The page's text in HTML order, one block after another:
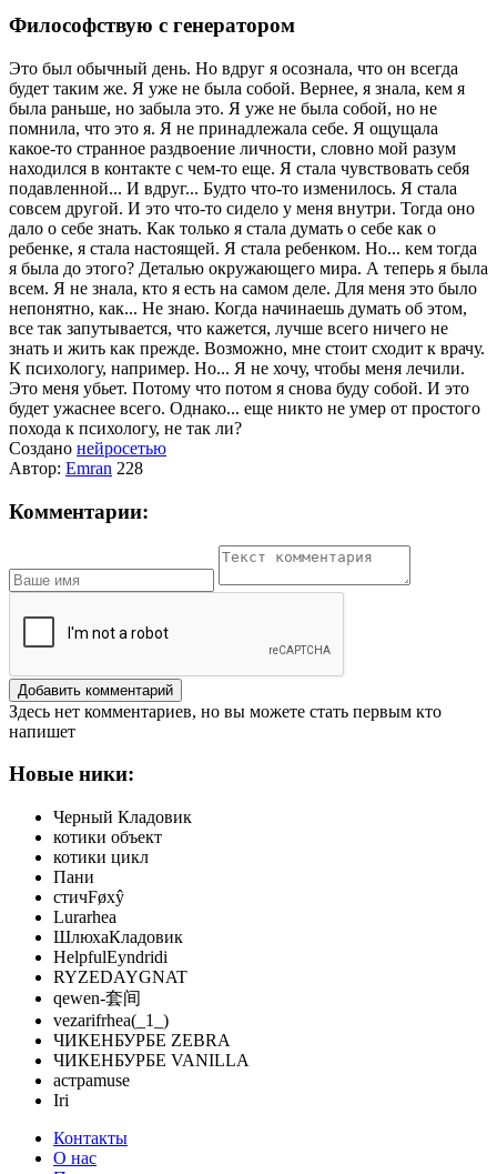
Философствую с генератором
Это был обычный день. Но вдруг я осознала, что он всегда
будет таким же. Я уже не была собой. Вернее, я знала, кем я
была раньше, но забыла это. Я уже не была собой, но не
помнила, что это я. Я не принадлежала себе. Я ощущала
какое-то странное раздвоение личности, словно мой разум
находился в контакте с чем-то еще. Я стала чувствовать себя
подавленной... И вдруг... Будто что-то изменилось. Я стала
совсем другой. И это что-то сидело у меня внутри. Тогда оно
дало о себе знать. Как только я стала думать о себе как о
ребенке, я стала настоящей. Я стала ребенком. Но... кем тогда
я была до этого? Деталью окружающего мира. А теперь я была
всем. Я не знала, кто я есть на самом деле. Для меня это было
непонятно, как... Не знаю. Когда начинаешь думать об этом,
все так запутывается, что кажется, лучше всего ничего не
знать и жить как прежде. Возможно, мне стоит сходит к врачу.
К психологу, например. Но... Я не хочу, чтобы меня лечили.
Это меня убьет. Потому что потом я снова буду собой. И это
будет ужаснее всего. Однако... еще никто не умер от простого
похода к психологу, не так ли?
Создано нейросетью
Автор: Emran 228
Комментарии:
Добавить комментарий
Здесь нет комментариев, но вы можете стать первым кто
напишет
Новые ники:
Черный Кладовик
котики объект
котики цикл
Пани
стичFøxŷ
Lurarhea
ШлюхаКладовик
HelpfulEyndridi
RYZEDAYGNAT
qewen-套间
vezarifrhea(_1_)
ЧИКЕНБУРБЕ ZEBRA
ЧИКЕНБУРБЕ VANILLA
астраmuse
Iri
Контакты
О нас